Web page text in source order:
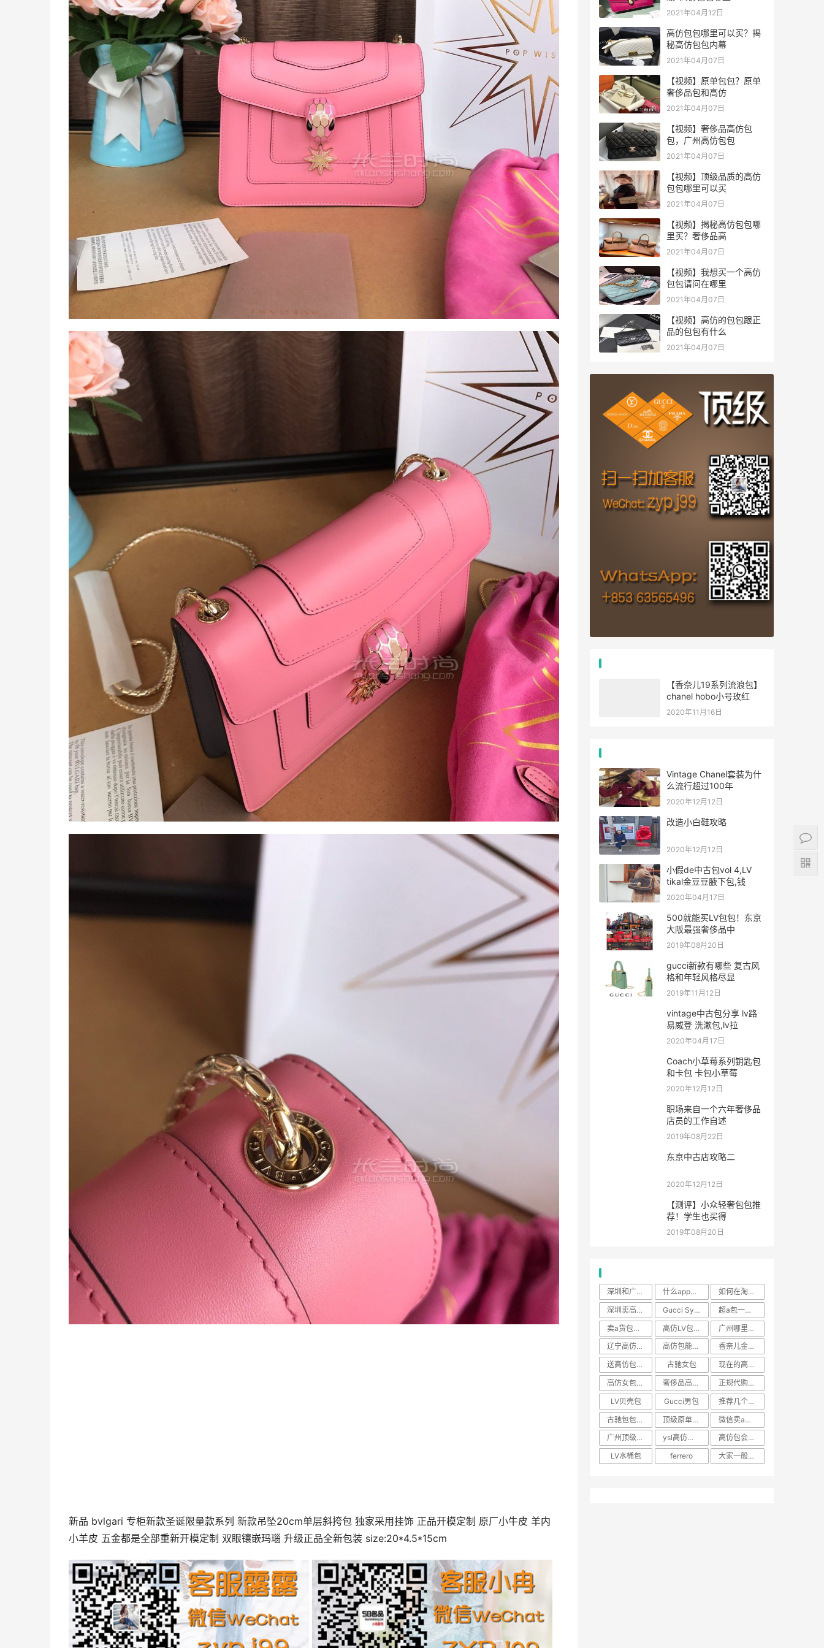
2021年04月12日
高仿包包哪里可以买？揭
秘高仿包包内幕
2021年04月07日
【视频】原单包包？原单
奢侈品包和高仿
2021年04月07日
【视频】奢侈品高仿包
包，广州高仿包包
2021年04月07日
【视频】顶级品质的高仿
包包哪里可以买
2021年04月07日
【视频】揭秘高仿包包哪
里买？奢侈品高
2021年04月07日
【视频】我想买一个高仿
包包请问在哪里
2021年04月07日
【视频】高仿的包包跟正
品的包包有什么
2021年04月07日
【香奈儿19系列流浪包】
chanel hobo小号玫红
2020年11月16日
Vintage Chanel套装为什
么流行超过100年
2020年12月12日
改造小白鞋攻略
2020年12月12日
小假de中古包vol 4,LV
tikal金豆豆腋下包,钱
2020年04月17日
500就能买LV包包！东京
大阪最强奢侈品中
2019年08月20日
gucci新款有哪些 复古风
格和年轻风格尽显
2019年11月12日
vintage中古包分享 lv路
易威登 洗漱包,lv拉
2020年04月17日
Coach小草莓系列钥匙包
和卡包 卡包小草莓
2020年12月12日
职场来自一个六年奢侈品
店员的工作自述
2019年08月22日
东京中古店攻略二
2020年12月12日
【测评】小众轻奢包包推
荐！学生也买得
2019年08月20日
深圳和广州哪的高仿包比较好 什么app能买高仿品牌包
如何在淘宝买高仿
深圳卖高仿奢侈品原版的地
Gucci Sylvie
超a包一般什么价位
卖a货包包的微信号
高仿LV包包哪里买
广州哪里卖高仿包
辽宁高仿包质量怎么样
高仿包能被看出来吗
香奈儿金球包
送高仿包给人好吗
古驰女包
现在的高仿包可以以假乱真
高仿女包批发
奢侈品高仿包和正品区别大
正规代购在哪找
LV贝壳包
Gucci男包
推荐几个高仿微商
古驰包包a货一般多少钱
顶级原单是什么货
微信卖a货的质量怎么样
广州顶级复刻表哪里买
ysl高仿包包哪里有
高仿包会被看出来吗
LV水桶包
ferrero 大家一般买奢侈品包在哪里